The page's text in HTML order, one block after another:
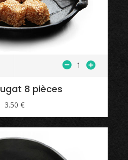
8 pièces
3.50 €